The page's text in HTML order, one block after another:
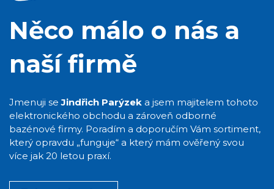
Něco málo o nás a
naší firmě
Jmenuji seJindřich Parýzek a jsem majitelem tohoto
elektronického obchodu a zároveň odborné
bazénové firmy. Poradím a doporučím Vám sortiment,
který opravdu „funguje“ a který mám ověřený svou
více jak 20 letou praxí.